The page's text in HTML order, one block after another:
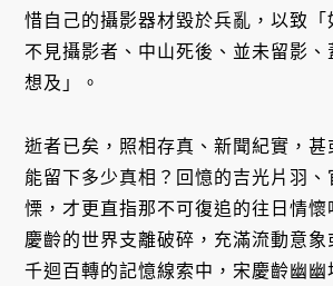
惜自己的攝影器材毀於兵亂，以致「
不見攝影者、中山死後、並未留影、
想及」。
逝者已矣，照相存真、新聞紀實，甚
能留下多少真相？回憶的吉光片羽、
慄，才更直指那不可復追的往日情懷
慶齡的世界支離破碎，充滿流動意象
千迴百轉的記憶線索中，宋慶齡幽幽